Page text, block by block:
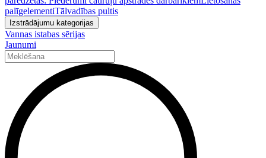
palīgelementiTālvadības pultis
Izstrādājumu kategorijas
Vannas istabas sērijas
Jaunumi